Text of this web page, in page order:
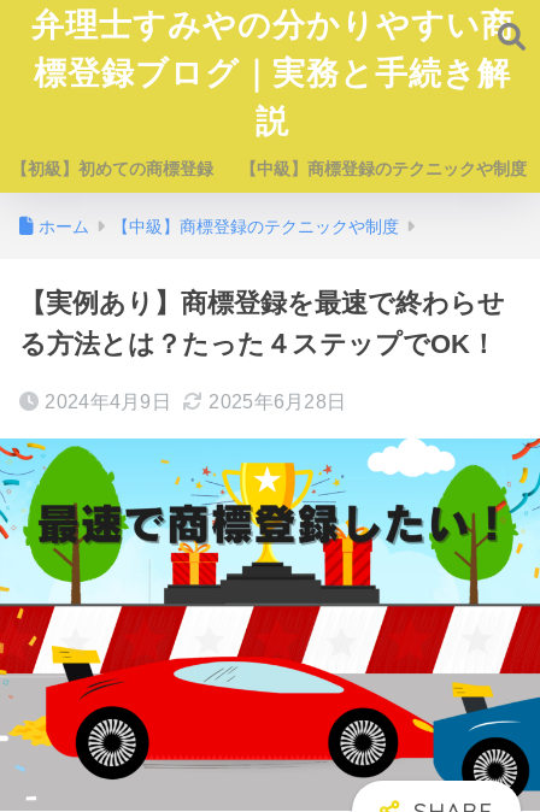
弁理士すみやの分かりやすい商
標登録ブログ｜実務と手続き解
説
【初級】初めての商標登録 【中級】商標登録のテクニックや制度
ホーム 【中級】商標登録のテクニックや制度
【実例あり】商標登録を最速で終わらせ
る方法とは？たった４ステップでOK！
2024年4月9日 2025年6月28日